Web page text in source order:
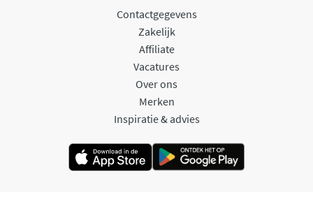
Contactgegevens
Zakelijk
Affiliate
Vacatures
Over ons
Merken
Inspiratie & advies